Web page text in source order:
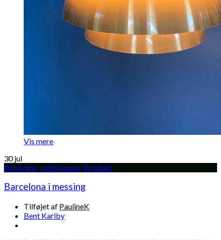
Vis mere
30jul
Belysning Loftslamper, Produkt
Barcelona i messing
Tilføjet af PaulineK
Bent Karlby